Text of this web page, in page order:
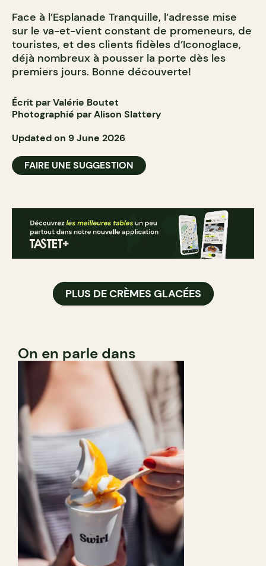
Face à l’Esplanade Tranquille, l’adresse mise
sur le va-et-vient constant de promeneurs, de
touristes, et des clients fidèles d’Iconoglace,
déjà nombreux à pousser la porte dès les
premiers jours. Bonne découverte!
Écrit par Valérie Boutet
Photographié par Alison Slattery
Updated on 9 June 2026
FAIRE UNE SUGGESTION
PLUS DE CRÈMES GLACÉES
On en parle dans